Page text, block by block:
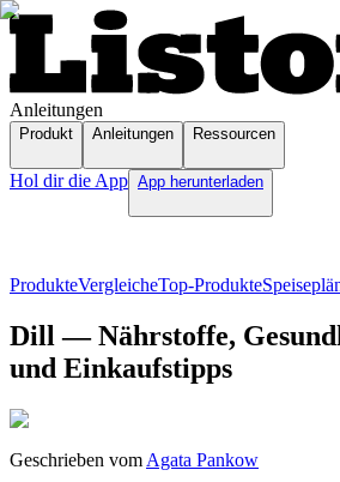
Anleitungen
Produkt Anleitungen Ressourcen
Hol dir die App App herunterladen
ProdukteVergleicheTop-Produkte
Dill — Nährstoffe,
und Einkaufstipps
Geschrieben vom Agata Pankow